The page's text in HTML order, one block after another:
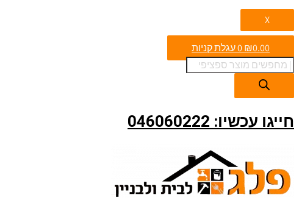
X
₪0.00
0עגלת קניות
חייגו עכשיו: 046060222